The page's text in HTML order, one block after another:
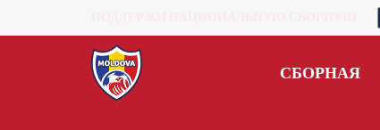
СБОРНАЯ